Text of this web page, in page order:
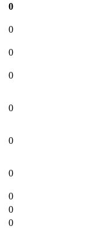
0
0
0
0
0
0
0
0
0
0